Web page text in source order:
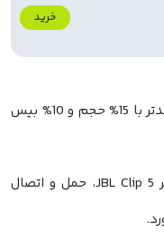
اسپیکر JBL Clip 5 دارای درایور قدرتمندتر با 15% حجم و 10% بیس
قلاب کارابین بازطراحی‌شده در اسپیکر JBL Clip 5، حمل و اتصال